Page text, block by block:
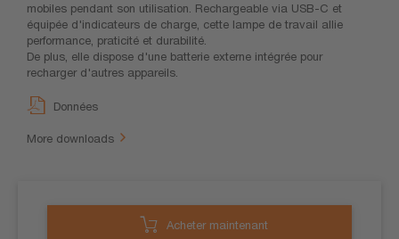
mobiles pendant son utilisation. Rechargeable via USB-C et
équipée d'indicateurs de charge, cette lampe de travail allie
performance, praticité et durabilité.
De plus, elle dispose d'une batterie externe intégrée pour
recharger d'autres appareils.
Données
More downloads
Acheter maintenant